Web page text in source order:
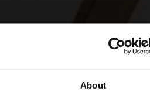
About